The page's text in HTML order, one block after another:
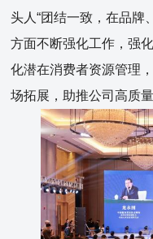
头人“团结一致，在品牌
方面不断强化工作，强
化潜在消费者资源管理
场拓展，助推公司高质量